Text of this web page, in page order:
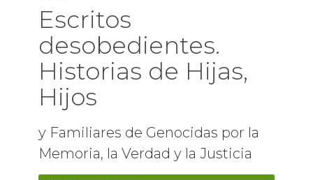
Escritos
desobedientes.
Historias de Hijas,
Hijos
y Familiares de Genocidas por la
Memoria, la Verdad y la Justicia